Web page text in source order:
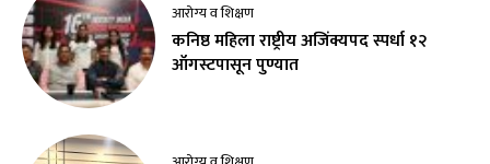
आरोग्य व शिक्षण
कनिष्ठ महिला राष्ट्रीय अजिंक्यपद स्पर्धा १२
ऑगस्टपासून पुण्यात